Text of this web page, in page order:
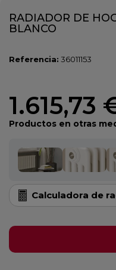
RADIADOR DE
BLANCO
Referencia: 36011153
1.615,73
Productos en otras
Calculadora de